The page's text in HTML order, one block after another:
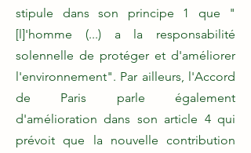
stipule dans son principe 1 que "
[l]'homme (...) a la responsabilité
solennelle de protéger et d'améliorer
l'environnement". Par ailleurs, l'Accord
de Paris parle également
d'amélioration dans son article 4 qui
prévoit que la nouvelle contribution